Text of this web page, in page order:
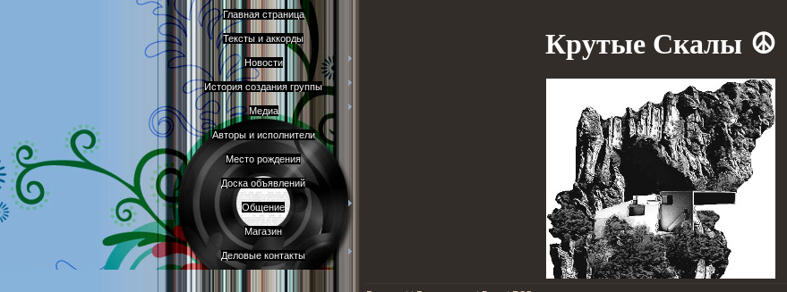
Главная страница
Тексты и аккорды
Новости
История создания группы
Медиа
Авторы и исполнители
Место рождения
Доска объявлений
Общение
Магазин
Деловые контакты
Крутые Скалы☮